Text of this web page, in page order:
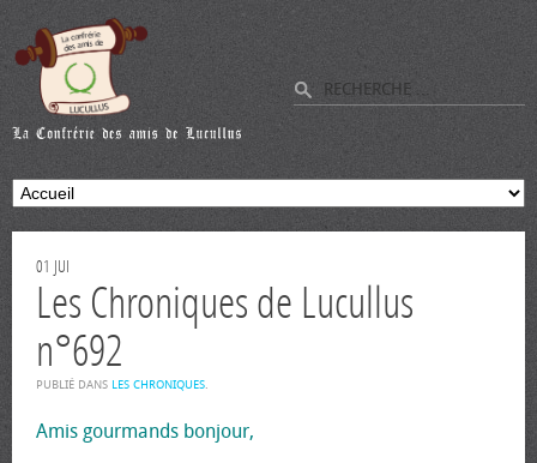
01 JUI
Les Chroniques de Lucullus
n°692
PUBLIÉ DANS LES CHRONIQUES.
Amis gourmands bonjour,